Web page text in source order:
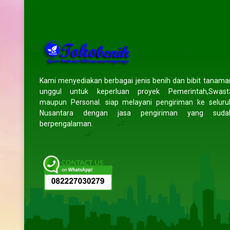
konsultasi produk
akan order lagi
(5/5)
Pengemasan aman, benih diterima
kota juga cepat. Sangat
direkomendasikan.
(5/5)
Saya sudah
benih di toko
berkecambah
sehat.
tepat
Kami menyediakan berbagai jenis benih dan bibit
unggul untuk keperluan proyek
maupun Personal. siap melayani pengiriman ke
Nusantara dengan jasa pengiriman yang
berpengalaman.